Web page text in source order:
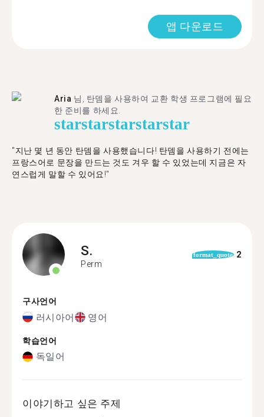
앱 다운로드
Aria 님, 탄뎀을 사용하여 교환 학생 프로그램에 필요
한 준비를 하세요.
starstarstarstarstar
"​​지난 몇 년 동안 탄뎀을 사용했습니다! 탄뎀을 사용하기 전에는
프랑스어로 문장을 만드는 것도 겨우 할 수 있었는데 지금은 자
연스럽게 말할 수 있어요!"
S.
Perm
format_quote 2
구사언어
러시아어 영어
학습언어
독일어
이야기하고 싶은 주제